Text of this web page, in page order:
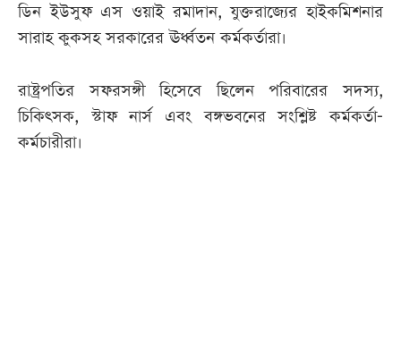
ডিন ইউসুফ এস ওয়াই রমাদান, যুক্তরাজ্যের হাইকমিশনার
সারাহ কুকসহ সরকারের ঊর্ধ্বতন কর্মকর্তারা।
রাষ্ট্রপতির সফরসঙ্গী হিসেবে ছিলেন পরিবারের সদস্য,
চিকিৎসক, স্টাফ নার্স এবং বঙ্গভবনের সংশ্লিষ্ট কর্মকর্তা-
কর্মচারীরা।